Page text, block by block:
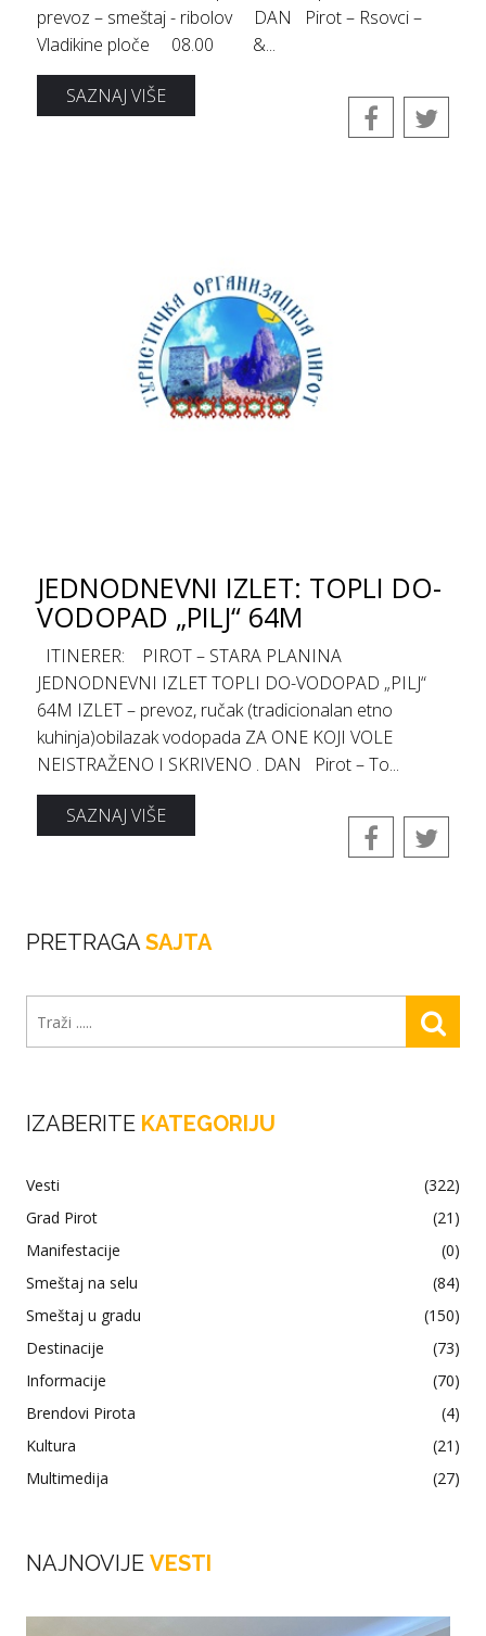
prevoz – smeštaj - ribolov DAN Pirot – Rsovci –
Vladikine ploče 08.00 &...
SAZNAJ VIŠE
JEDNODNEVNI IZLET: TOPLI DO-
VODOPAD „PILJ“ 64M
ITINERER: PIROT – STARA PLANINA
JEDNODNEVNI IZLET TOPLI DO-VODOPAD „PILJ“
64M IZLET – prevoz, ručak (tradicionalan etno
kuhinja)obilazak vodopada ZA ONE KOJI VOLE
NEISTRAŽENO I SKRIVENO . DAN Pirot – To...
SAZNAJ VIŠE
PRETRAGA SAJTA
IZABERITE KATEGORIJU
Vesti
(322)
Grad Pirot
(21)
Manifestacije
(0)
Smeštaj na selu
(84)
Smeštaj u gradu
(150)
Destinacije
(73)
Informacije
(70)
Brendovi Pirota
(4)
Kultura
(21)
Multimedija
(27)
NAJNOVIJE VESTI